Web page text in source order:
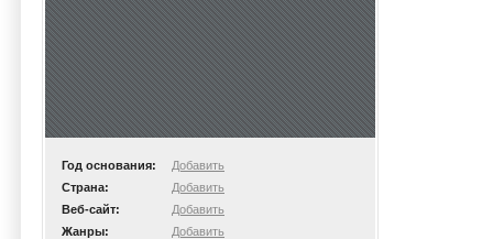
Год основания:
Добавить
Страна:
Добавить
Веб-сайт:
Добавить
Жанры:
Добавить